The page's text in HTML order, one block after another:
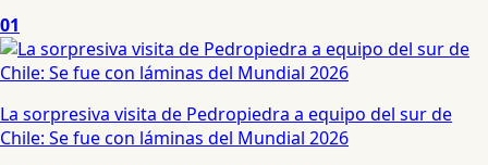
01
La sorpresiva visita de Pedropiedra a equipo del sur de
Chile: Se fue con láminas del Mundial 2026